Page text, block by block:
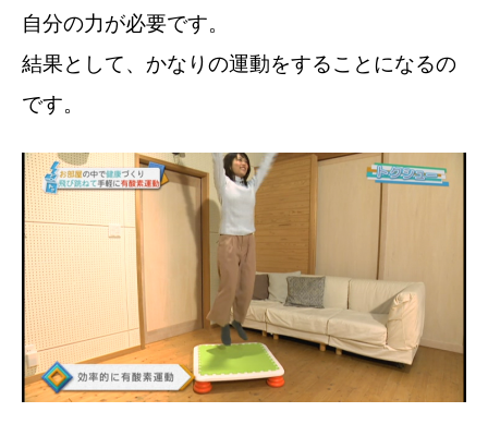
自分の力が必要です。
結果として、かなりの運動をすることになるの
です。